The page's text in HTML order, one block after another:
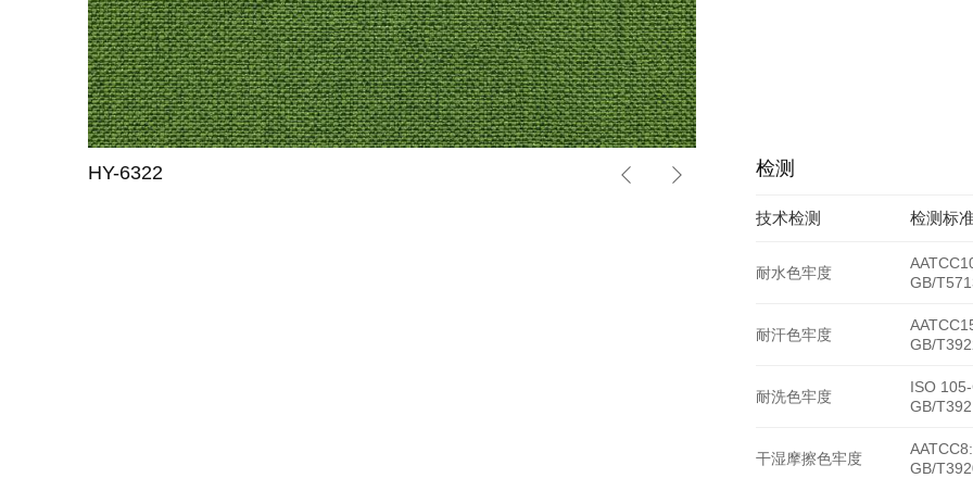
HY-6322 HY-6320检测
技术检测 检测标
耐水色牢度
GB/
耐汗色牢度
GB/
耐洗色牢度
ISO
GB/
干湿摩擦色牢度
GB/